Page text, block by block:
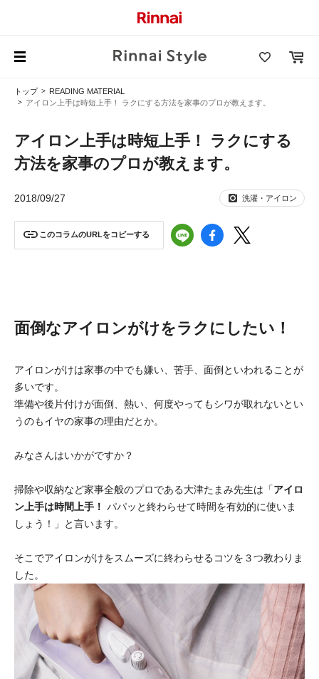
トップ
READING MATERIAL
アイロン上手は時短上手！ ラクにする方法を家事のプロが教えます。
アイロン上手は時短上手！ ラクにする
方法を家事のプロが教えます。
2018/09/27 洗濯・アイロン
このコラムのURLをコピーする
面倒なアイロンがけをラクにしたい！
アイロンがけは家事の中でも嫌い、苦手、面倒といわれることが
多いです。
準備や後片付けが面倒、熱い、何度やってもシワが取れないとい
うのもイヤの家事の理由だとか。
みなさんはいかがですか？
掃除や収納など家事全般のプロである大津たまみ先生は「アイロ
ン上手は時間上手！ パパッと終わらせて時間を有効的に使いま
しょう！」と言います。
そこでアイロンがけをスムーズに終わらせるコツを３つ教わりま
した。